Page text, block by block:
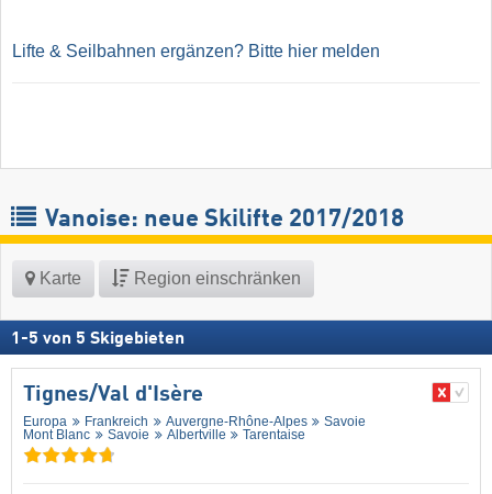
Lifte & Seilbahnen ergänzen? Bitte hier melden
Vanoise: neue Skilifte 2017/2018
Karte Region einschränken
1 -5 von 5 Skigebieten
Tignes/​Val d'Isère
Europa Frankreich Auvergne-Rhône-Alpes
Savoie
Mont Blanc
Savoie Albertville Tarentaise